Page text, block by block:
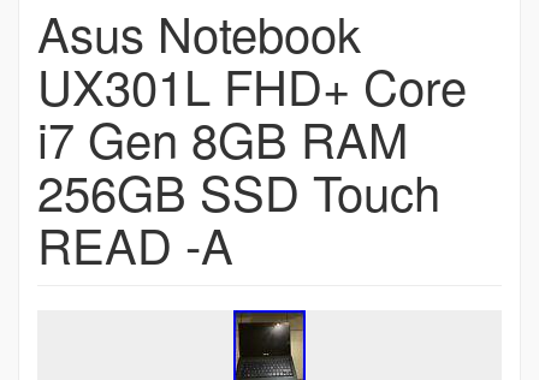
Asus Notebook
UX301L FHD+ Core
i7 Gen 8GB RAM
256GB SSD Touch
READ -A